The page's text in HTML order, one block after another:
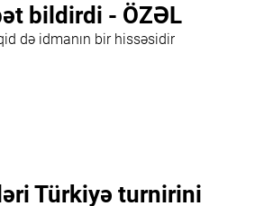
bildirdi - ÖZƏL
də idmanın bir hissəsidir
Türkiyə turnirini